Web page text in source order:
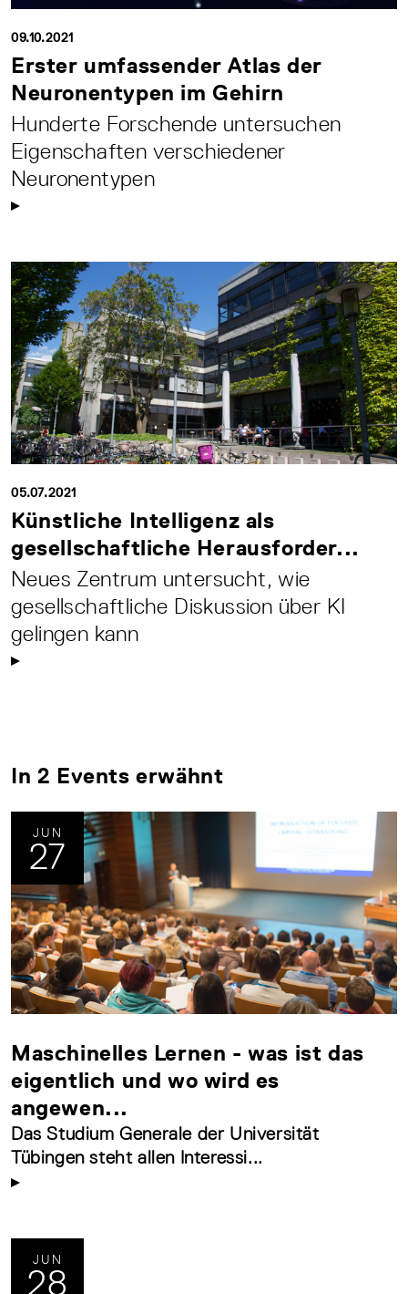
09.10.2021
Erster umfassender Atlas der
Neuronentypen im Gehirn
Hunderte Forschende untersuchen
Eigenschaften verschiedener
Neuronentypen
05.07.2021
Künstliche Intelligenz als
gesellschaftliche Herausforder...
Neues Zentrum untersucht, wie
gesellschaftliche Diskussion über KI
gelingen kann
In 2 Events erwähnt
JUN
27
Maschinelles Lernen - was ist das
eigentlich und wo wird es
angewen...
Das Studium Generale der Universität
Tübingen steht allen Interessi...
JUN
28